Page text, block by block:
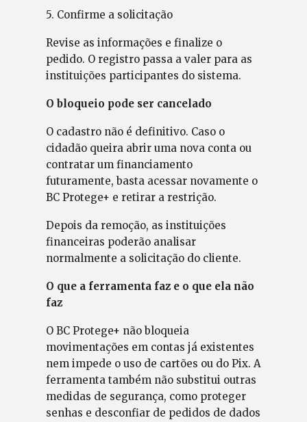
5. Confirme a solicitação
Revise as informações e finalize o
pedido. O registro passa a valer para as
instituições participantes do sistema.
O bloqueio pode ser cancelado
O cadastro não é definitivo. Caso o
cidadão queira abrir uma nova conta ou
contratar um financiamento
futuramente, basta acessar novamente o
BC Protege+ e retirar a restrição.
Depois da remoção, as instituições
financeiras poderão analisar
normalmente a solicitação do cliente.
O que a ferramenta faz e o que ela não
faz
O BC Protege+ não bloqueia
movimentações em contas já existentes
nem impede o uso de cartões ou do Pix. A
ferramenta também não substitui outras
medidas de segurança, como proteger
senhas e desconfiar de pedidos de dados